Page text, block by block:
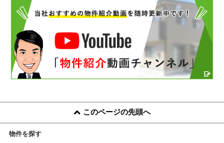
このページの先頭へ
物件を探す